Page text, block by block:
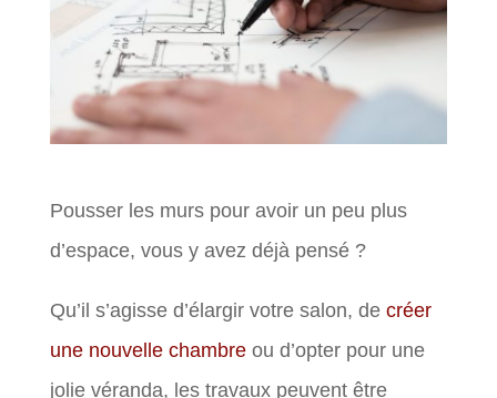
Pousser les murs pour avoir un peu plus
d’espace, vous y avez déjà pensé ?
Qu’il s’agisse d’élargir votre salon, de créer
une nouvelle chambreou d’opter pour une
jolie véranda, les travaux peuvent être